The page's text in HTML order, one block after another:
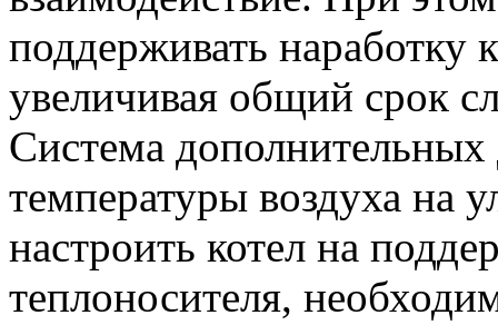
поддерживать наработку
увеличивая общий срок
Система дополнительных
температуры воздуха на
настроить котел на
теплоносителя,